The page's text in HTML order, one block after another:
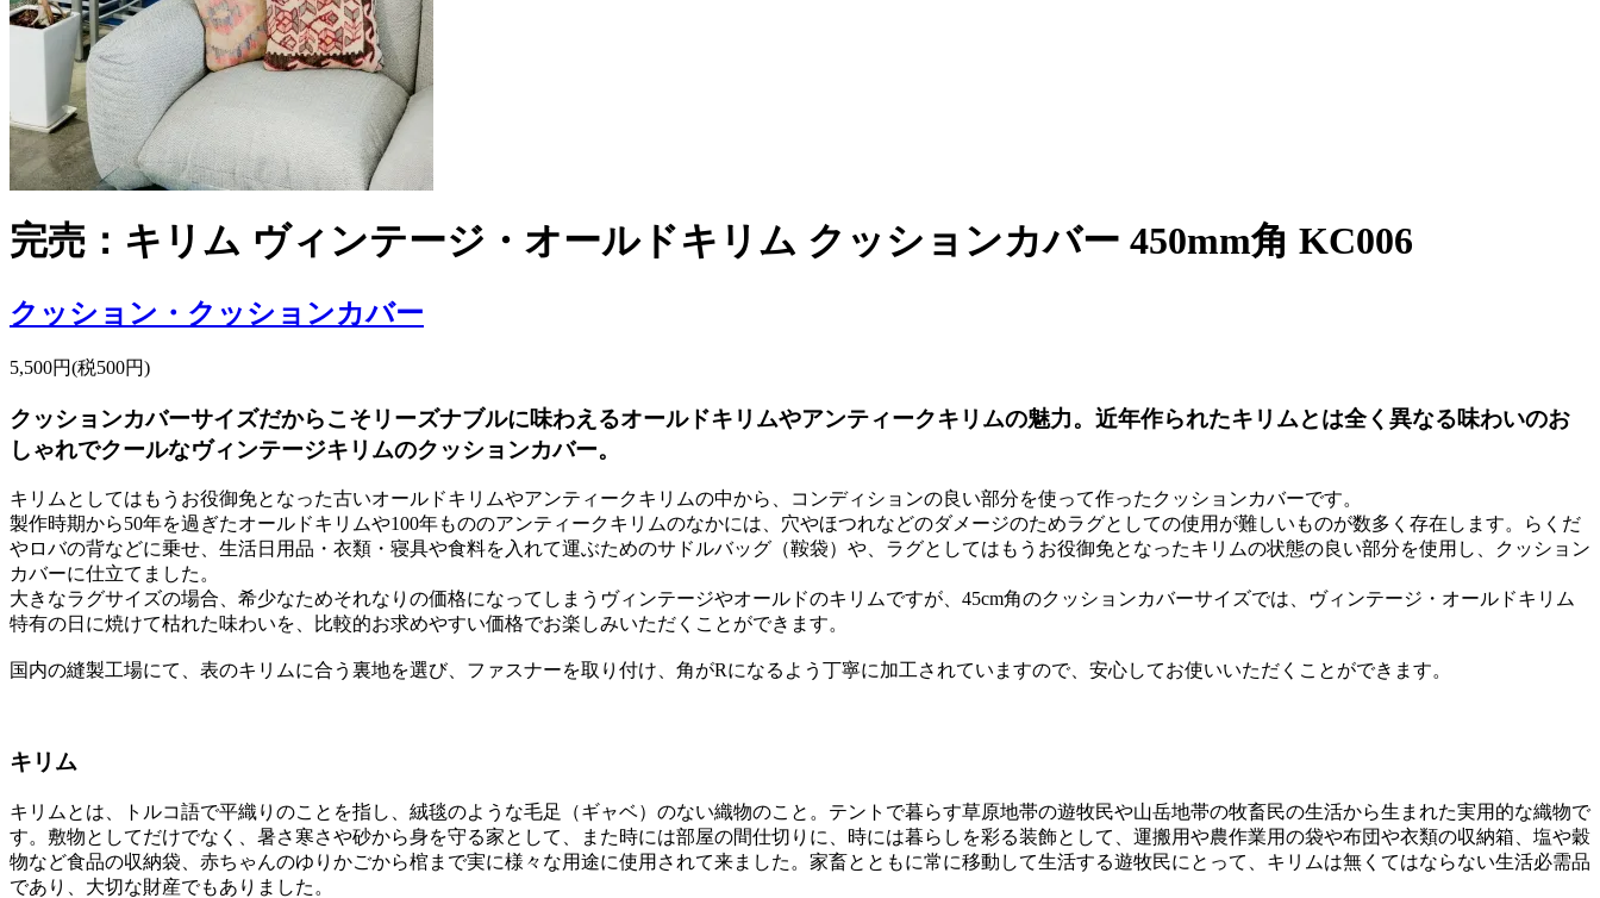
完売：キリム ヴィンテージ・オールドキリム クッションカバー 450mm角 KC006
クッション・クッションカバー
5,500円(税500円)
クッションカバーサイズだからこそリーズナブルに味わえるオールドキリムやアンティークキリムの魅力。近年作られたキリムとは全く異なる味わいのお
しゃれでクールなヴィンテージキリムのクッションカバー。
キリムとしてはもうお役御免となった古いオールドキリムやアンティークキリムの中から、コンディションの良い部分を使って作ったクッションカバーです。
製作時期から50年を過ぎたオールドキリムや100年もののアンティークキリムのなかには、穴やほつれなどのダメージのためラグとしての使用が難しいものが数多く存在します。らくだ
やロバの背などに乗せ、生活日用品・衣類・寝具や食料を入れて運ぶためのサドルバッグ（鞍袋）や、ラグとしてはもうお役御免となったキリムの状態の良い部分を使用し、クッション
カバーに仕立てました。
大きなラグサイズの場合、希少なためそれなりの価格になってしまうヴィンテージやオールドのキリムですが、45cm角のクッションカバーサイズでは、ヴィンテージ・オールドキリム
特有の日に焼けて枯れた味わいを、比較的お求めやすい価格でお楽しみいただくことができます。
国内の縫製工場にて、表のキリムに合う裏地を選び、ファスナーを取り付け、角がRになるよう丁寧に加工されていますので、安心してお使いいただくことができます。
キリム
キリムとは、トルコ語で平織りのことを指し、絨毯のような毛足（ギャベ）のない織物のこと。テントで暮らす草原地帯の遊牧民や山岳地帯の牧畜民の生活から生まれた実用的な織物で
す。敷物としてだけでなく、暑さ寒さや砂から身を守る家として、また時には部屋の間仕切りに、時には暮らしを彩る装飾として、運搬用や農作業用の袋や布団や衣類の収納箱、塩や穀
物など食品の収納袋、赤ちゃんのゆりかごから棺まで実に様々な用途に使用されて来ました。家畜とともに常に移動して生活する遊牧民にとって、キリムは無くてはならない生活必需品
であり、大切な財産でもありました。